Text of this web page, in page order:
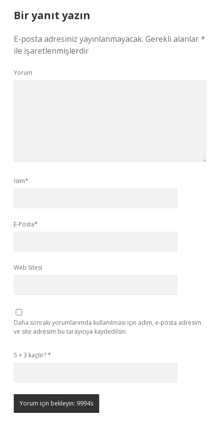
Bir yanıt yazın
E-posta adresiniz yayınlanmayacak. Gerekli alanlar*
ile işaretlenmişlerdir
Yorum
İsim*
E-Posta*
Web Sitesi
Daha sonraki yorumlarımda kullanılması için adım, e-posta adresim
ve site adresim bu tarayıcıya kaydedilsin.
5 + 3 kaçtır?*